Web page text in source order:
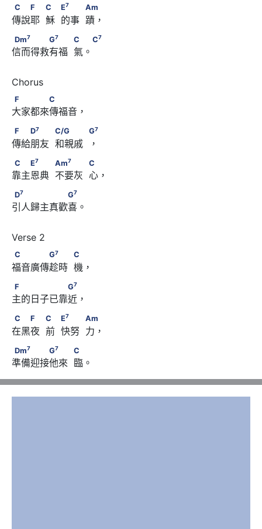
C　　F　            C　            E
C F C E7 Am
傳說耶  穌  的事  蹟，
Dm7 G7 C　 C
Dm7 G7 C C7
信而得救有福  氣。
F　　　　C
F C
大家都來傳福音，
F　　D
C/G　　　            G
F D7 C/G G7
傳給朋友  和親戚  ，
C　　E
Am
C E7 Am7 C
靠主恩典  不要灰  心，
D7 G
D7 G7
引人歸主真歡喜。
C　　　　G
C
C G7 C
福音廣傳趁時  機，
F　　　　　　G
F G7
主的日子已靠近，
C　　F　            C　            E
C F C E7 Am
在黑夜  前  快努  力，
Dm7 G7
Dm7 G7 C
準備迎接他來  臨。